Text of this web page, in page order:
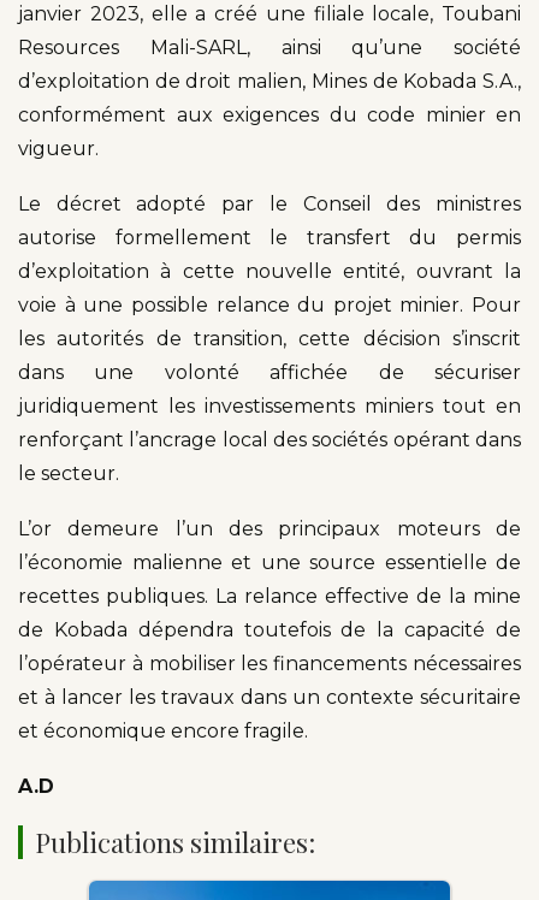
janvier 2023, elle a créé une filiale locale, Toubani
Resources Mali-SARL, ainsi qu’une société
d’exploitation de droit malien, Mines de Kobada S.A.,
conformément aux exigences du code minier en
vigueur.
Le décret adopté par le Conseil des ministres
autorise formellement le transfert du permis
d’exploitation à cette nouvelle entité, ouvrant la
voie à une possible relance du projet minier. Pour
les autorités de transition, cette décision s’inscrit
dans une volonté affichée de sécuriser
juridiquement les investissements miniers tout en
renforçant l’ancrage local des sociétés opérant dans
le secteur.
L’or demeure l’un des principaux moteurs de
l’économie malienne et une source essentielle de
recettes publiques. La relance effective de la mine
de Kobada dépendra toutefois de la capacité de
l’opérateur à mobiliser les financements nécessaires
et à lancer les travaux dans un contexte sécuritaire
et économique encore fragile.
A.D
Publications similaires: